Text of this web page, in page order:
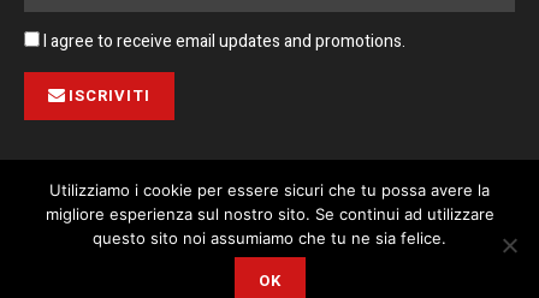
I agree to receive email updates and promotions.
ISCRIVITI
Pubblicità Collabora con noi Contatto Privacy Policy
© 2023 Corriere di Malta / Fortissimo Ltd
This website uses cookies. By continuing to use this website you are
Utilizziamo i cookie per essere sicuri che tu possa avere la
migliore esperienza sul nostro sito. Se continui ad utilizzare
questo sito noi assumiamo che tu ne sia felice.
OK